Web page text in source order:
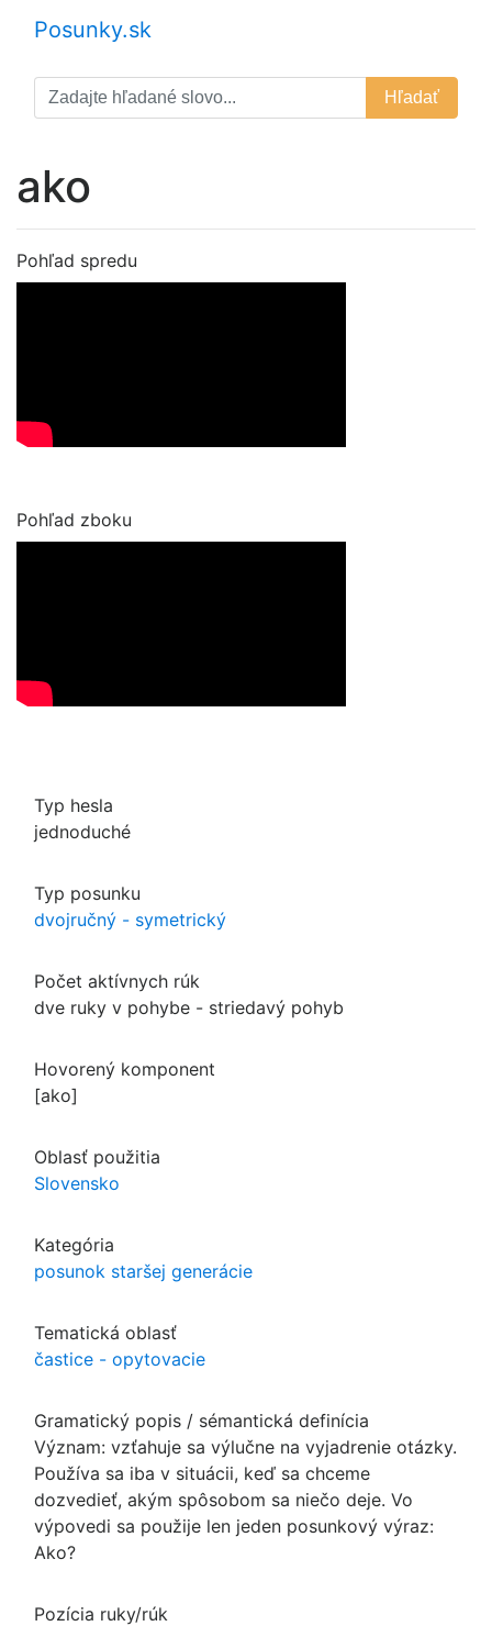
Posunky.sk
Hľadať
ako
Pohľad spredu
Pohľad zboku
Typ hesla
jednoduché
Typ posunku
dvojručný - symetrický
Počet aktívnych rúk
dve ruky v pohybe - striedavý pohyb
Hovorený komponent
[ako]
Oblasť použitia
Slovensko
Kategória
posunok staršej generácie
Tematická oblasť
častice - opytovacie
Gramatický popis / sémantická definícia
Význam: vzťahuje sa výlučne na vyjadrenie otázky.
Používa sa iba v situácii, keď sa chceme
dozvedieť, akým spôsobom sa niečo deje. Vo
výpovedi sa použije len jeden posunkový výraz:
Ako?
Pozícia ruky/rúk